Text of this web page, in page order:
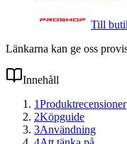
Till
Länkarna kan ge oss
Innehåll
1Produktrecensioner
2Köpguide
3Användning